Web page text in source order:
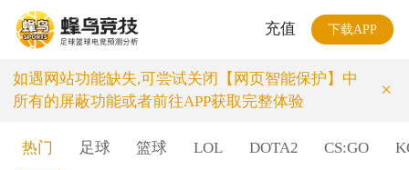
充值 下载APP
如遇网站功能缺失,可尝试关闭【网页智能保护】中
所有的屏蔽功能或者前往APP获取完整体验
×
热门 足球 篮球 LOL DOTA2 CS:GO